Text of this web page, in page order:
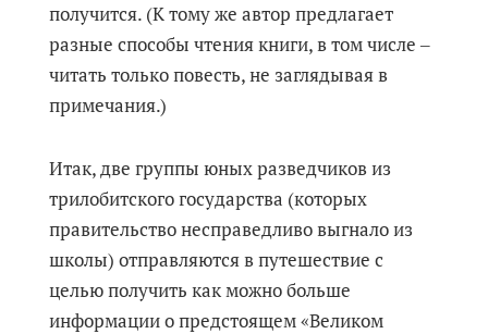
получится. (К тому же автор предлагает
разные способы чтения книги, в том числе ‒
читать только повесть, не заглядывая в
примечания.)
Итак, две группы юных разведчиков из
трилобитского государства (которых
правительство несправедливо выгнало из
школы) отправляются в путешествие с
целью получить как можно больше
информации о предстоящем «Великом